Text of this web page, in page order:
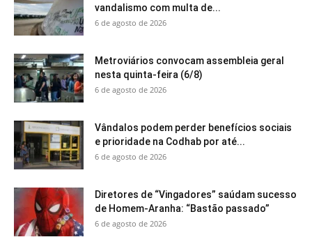
vandalismo com multa de...
6 de agosto de 2026
Metroviários convocam assembleia geral
nesta quinta-feira (6/8)
6 de agosto de 2026
Vândalos podem perder benefícios sociais
e prioridade na Codhab por até...
6 de agosto de 2026
Diretores de “Vingadores” saúdam sucesso
de Homem-Aranha: “Bastão passado”
6 de agosto de 2026